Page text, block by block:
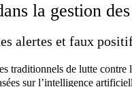
la gestion
alertes et faux
traditionnels de lutte
sur l’intelligence